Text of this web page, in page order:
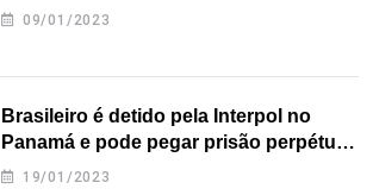
09/01/2023
Brasileiro é detido pela Interpol no
Panamá e pode pegar prisão perpétua
nos EUA
19/01/2023